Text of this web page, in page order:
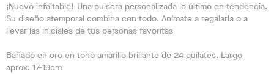
¡Nuevo infaltable! Una pulsera personalizada lo último en tendencia.
Su diseño atemporal combina con todo. Anímate a regalarla o a
llevar las iniciales de tus personas favoritas
Bañado en oro en tono amarillo brillante de 24 quilates. Largo
aprox. 17-19cm